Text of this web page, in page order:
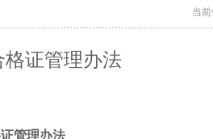
当前
证管理办法
管理办法